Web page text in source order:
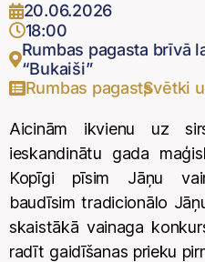
20.06.2026
18:00
Rumbas pagasta brīvā
“Bukaiši”
Rumbas pagasts
,
Svētki
Aicinām ikvienu uz
ieskandinātu gada
Kopīgi pīsim Jāņu
baudīsim tradicionālo
skaistākā vainaga
radīt gaidīšanas prieku